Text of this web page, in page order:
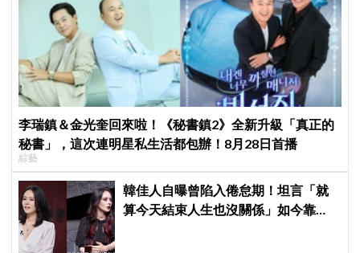
李瑞鎮＆金光奎回來啦！《秘書鎮2》全新升級「真正的
秘書」，這次連明星私生活都包辦！8月28日首播
綜藝
韓佳人自曝曾陷入倦怠期！坦言「就
算今天結束人生也沒關係」如今靠